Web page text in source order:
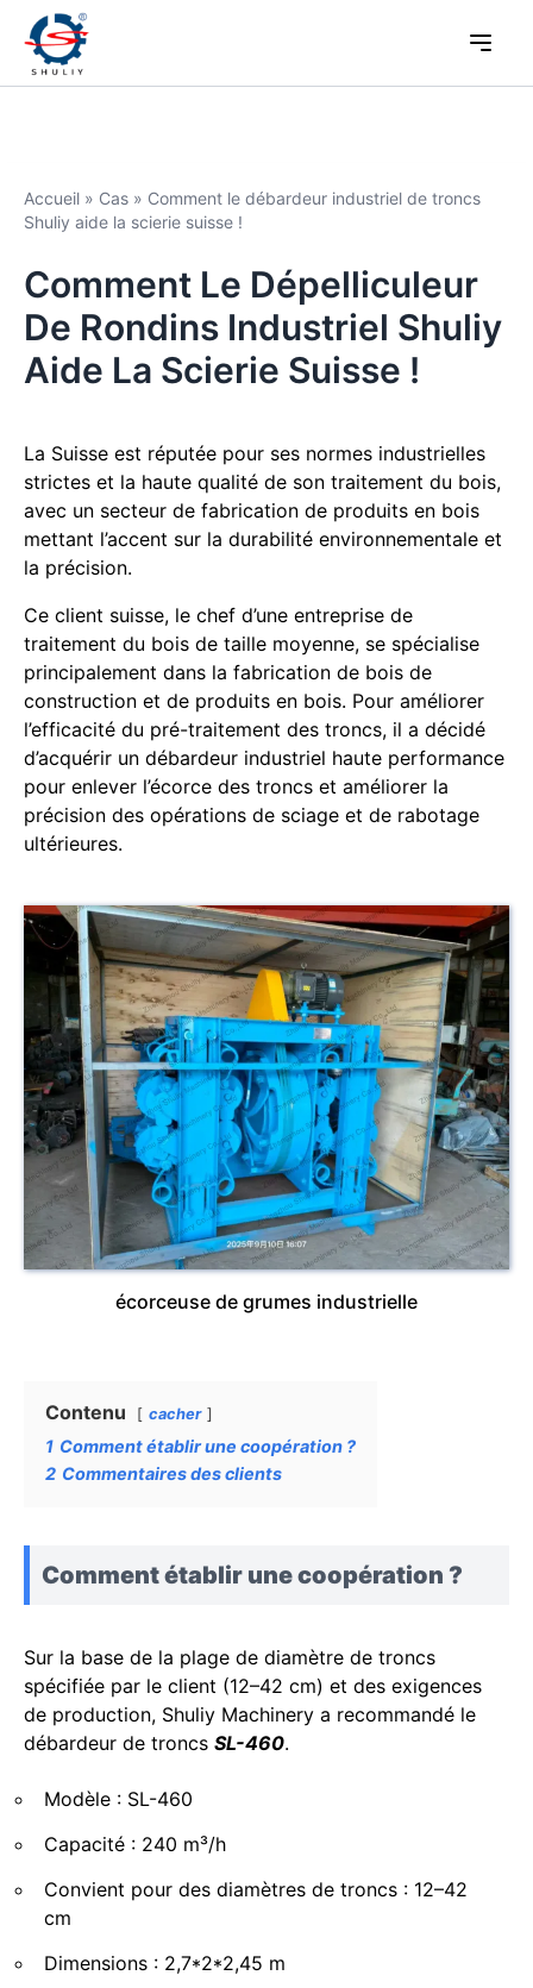
Accueil » Cas » Comment le débardeur industriel de troncs
Shuliy aide la scierie suisse !
Comment Le Dépelliculeur
De Rondins Industriel Shuliy
Aide La Scierie Suisse !
La Suisse est réputée pour ses normes industrielles
strictes et la haute qualité de son traitement du bois,
avec un secteur de fabrication de produits en bois
mettant l’accent sur la durabilité environnementale et
la précision.
Ce client suisse, le chef d’une entreprise de
traitement du bois de taille moyenne, se spécialise
principalement dans la fabrication de bois de
construction et de produits en bois. Pour améliorer
l’efficacité du pré-traitement des troncs, il a décidé
d’acquérir un débardeur industriel haute performance
pour enlever l’écorce des troncs et améliorer la
précision des opérations de sciage et de rabotage
ultérieures.
écorceuse de grumes industrielle
Contenu cacher
1 Comment établir une coopération ?
2 Commentaires des clients
Comment établir une coopération ?
Sur la base de la plage de diamètre de troncs
spécifiée par le client (12–42 cm) et des exigences
de production, Shuliy Machinery a recommandé le
débardeur de troncs SL-460.
Modèle : SL-460
Capacité : 240 m³/h
Convient pour des diamètres de troncs : 12–42
cm
Dimensions : 2,7*2*2,45 m